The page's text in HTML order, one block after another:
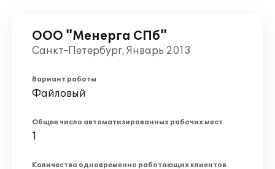
ООО "Менерга СПб"
Санкт-Петербург, Январь 2013
Вариант работы
Файловый
Общее число автоматизированных рабочих мест
1
Количество одновременно работающих клиентов